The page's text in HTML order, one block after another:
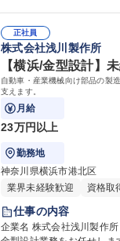
正社員
株式会社浅川製作所
【横浜/金型設計】
自動車・産業機械向け部品の製
支えます。
月給
23万円以上
勤務地
神奈川県横浜市港北区
業界未経験歓迎
資格取
仕事の内容
企業名 株式会社浅川製作所 求人名 【横浜/金型設計】未経験◎/国内シェア90%/OJT充実/残業月20h程/年間休日120日 仕事の内容 自動車・産業機械向け部品の製造に用